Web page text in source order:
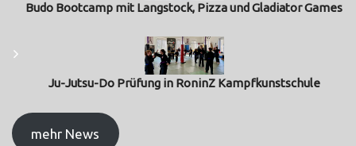
Budo Bootcamp mit Langstock, Pizza und Gladiator Games
Ju-Jutsu-Do Prüfung in RoninZ Kampfkunstschule
mehr News